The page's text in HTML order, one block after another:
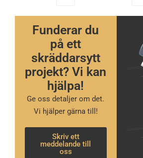
Funderar du
på ett
skräddarsytt
projekt? Vi kan
hjälpa!
Ge oss detaljer om det.
Vi hjälper gärna till!
Skriv ett
meddelande till
oss